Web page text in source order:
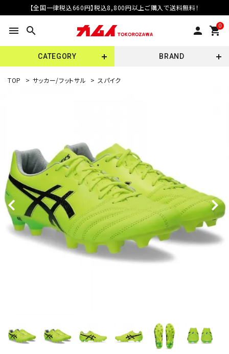
【全国一律税込660円】税込8,800円以上ご購入で送料無料！
menu search person 0
shopping_cart
CATEGORY BRAND
TOP > サッカー/フットサル > スパイク